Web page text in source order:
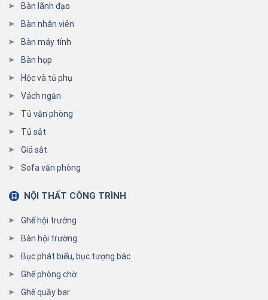
Bàn lãnh đạo
Bàn nhân viên
Bàn máy tính
Bàn họp
Hộc và tủ phụ
Vách ngăn
Tủ văn phòng
Tủ sắt
Giá sắt
Sofa văn phòng
NỘI THẤT CÔNG TRÌNH
Ghế hội trường
Bàn hội trường
Bục phát biểu, bục tượng bác
Ghế phòng chờ
Ghế quầy bar